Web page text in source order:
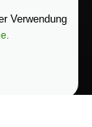
Verwendung